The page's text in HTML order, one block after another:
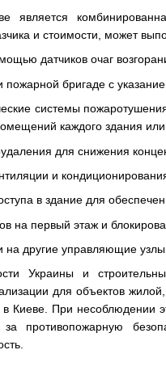
является
и стоимости, может
датчиков очаг
пожарной бригаде с
системы
каждого здания
для снижения
и
в здание для
на первый этаж и
на другие управляющие узлы.
Украины и
для объектов
Киеве. При несоблюдении
противопожарную